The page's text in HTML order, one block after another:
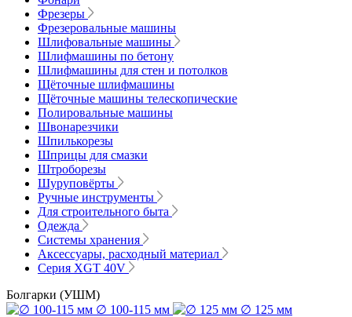
Фрезеры
Фрезеровальные машины
Шлифовальные машины
Шлифмашины по бетону
Шлифмашины для стен и потолков
Щёточные шлифмашины
Щёточные машины телескопические
Полировальные машины
Швонарезчики
Шпилькорезы
Шприцы для смазки
Штроборезы
Шуруповёрты
Ручные инструменты
Для строительного быта
Одежда
Системы хранения
Аксессуары, расходный материал
Серия XGT 40V
Болгарки (УШМ)
∅ 100-115 мм
∅ 125 мм